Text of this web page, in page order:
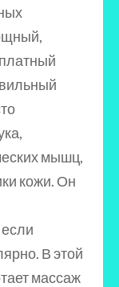
мышц,
кожи. Он
В этой
массаж